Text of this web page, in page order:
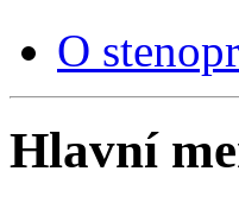
O
Hlavní